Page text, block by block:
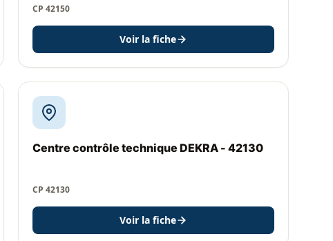
CP 42150
Voir la fiche
Centre contrôle technique DEKRA - 42130
CP 42130
Voir la fiche